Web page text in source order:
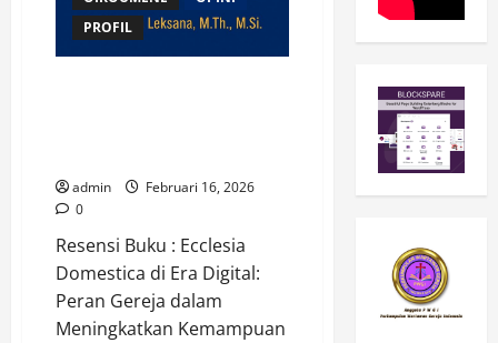
PROFIL
admin
Februari 16, 2026
0
Resensi Buku : Ecclesia
Domestica di Era Digital:
Peran Gereja dalam
Meningkatkan Kemampuan